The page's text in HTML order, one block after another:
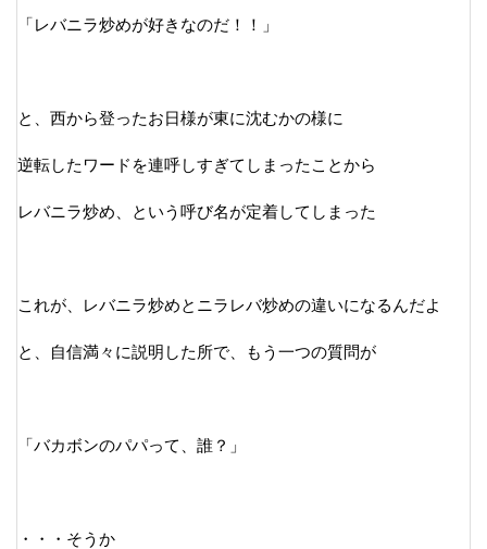
「レバニラ炒めが好きなのだ！！」
と、西から登ったお日様が東に沈むかの様に
逆転したワードを連呼しすぎてしまったことから
レバニラ炒め、という呼び名が定着してしまった
これが、レバニラ炒めとニラレバ炒めの違いになるんだよ
と、自信満々に説明した所で、もう一つの質問が
「バカボンのパパって、誰？」
・・・そうか